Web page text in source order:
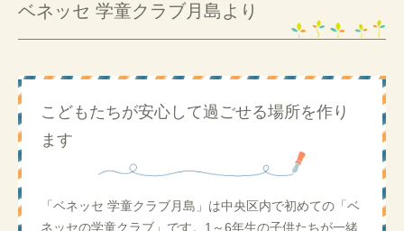
ベネッセ 学童クラブ月島より
こどもたちが安心して過ごせる場所を作り
ます
「ベネッセ 学童クラブ月島」は中央区内で初めての「ベ
ネッセの学童クラブ」です。1～6年生の子供たちが一緒